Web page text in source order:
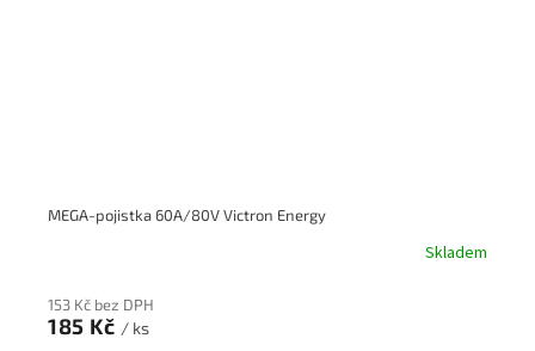
MEGA-pojistka 60A/80V Victron Energy
Skladem
153 Kč bez DPH
185 Kč / ks